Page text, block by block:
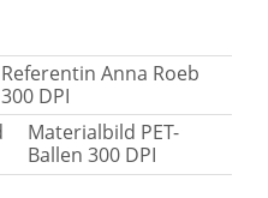
Referentin Anna Roeb
300 DPI
Materialbild PET-
Ballen 300 DPI